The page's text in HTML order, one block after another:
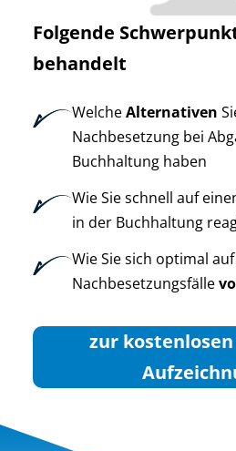
Folgende
behandelt
WelcheAlternativen
Nachbesetzung bei
Buchhaltung haben
Wie Sie schnell auf
in der Buchhaltung
Wie Sie sich optimal
Nachbesetzungsfälle
zur